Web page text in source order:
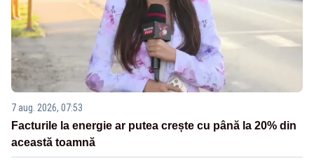
7 aug. 2026, 07:53
Facturile la energie ar putea crește cu până la 20% din
această toamnă